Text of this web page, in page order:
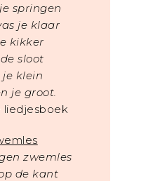
springen
je klaar
kikker
sloot
je klein
je groot.
liedjesboek
zwemles
de kant